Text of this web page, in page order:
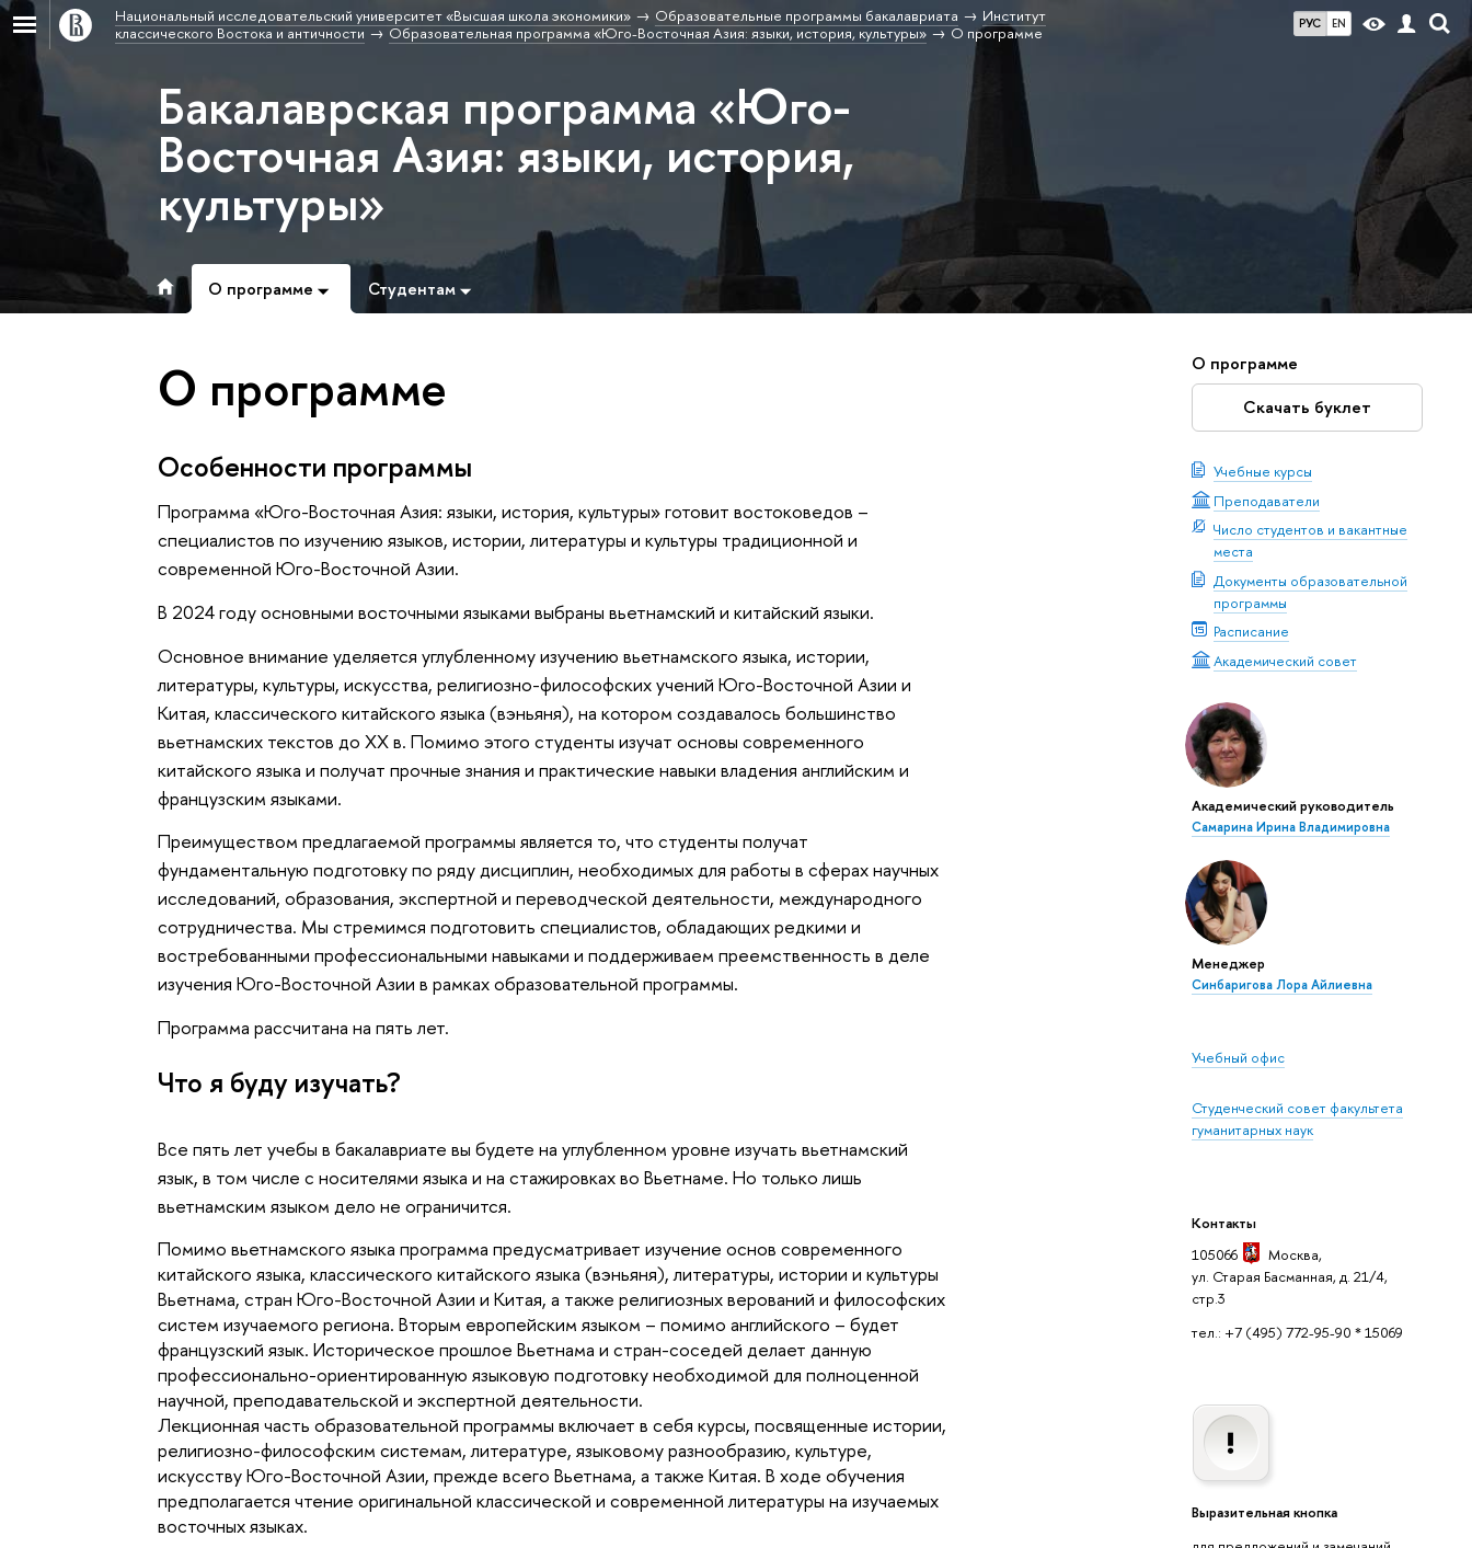
РУС EN
Национальный исследовательский университет «Высшая школа экономики» Образовательные программы бакалавриата
Институт
классического Востока и античности
Образовательная программа «Юго-Восточная Азия: языки, история, культуры» О программе
Бакалаврская программа «Юго-
Восточная Азия: языки, история,
культуры»
О программе Студентам
О программе
Скачать буклет
Учебные курсы
Преподаватели
Число студентов и вакантные
места
Документы образовательной
программы
Расписание
Академический совет
Академический руководитель
Самарина Ирина Владимировна
Менеджер
Синбаригова Лора Айлиевна
Учебный офис
Студенческий совет факультета
гуманитарных наук
Контакты
105066
Москва,
ул. Старая Басманная, д. 21/4,
стр.3
тел.: +7 (495) 772-95-90 * 15069
Выразительная кнопка
О программе
Особенности программы
Программа «Юго-Восточная Азия: языки, история, культуры» готовит востоковедов –
специалистов по изучению языков, истории, литературы и культуры традиционной и
современной Юго-Восточной Азии.
В 2024 году основными восточными языками выбраны вьетнамский и китайский языки.
Основное внимание уделяется углубленному изучению вьетнамского языка, истории,
литературы, культуры, ис­кусства, религиозно-философских учений Юго-Восточной Азии и
Китая, классического китайского языка (вэньяня), на котором создавалось большинство
вьетнамских текстов до XX в. Помимо этого студенты изучат основы современного
китайского языка и получат прочные знания и практические навыки владения английским и
французским языками.
Преимуществом предлагаемой программы является то, что студенты получат
фундаментальную подготовку по ряду дисциплин, необходимых для работы в сферах научных
исследований, образования, экспертной и переводческой деятельности, международного
сотрудничества. Мы стремимся подготовить специалистов, обладающих редкими и
востребованными профессиональными навыками и поддерживаем преемственность в деле
изучения Юго-Восточной Азии в рамках образовательной программы.
Программа рассчитана на пять лет.
Что я буду изучать?
Все пять лет учебы в бакалавриате вы будете на углубленном уровне изучать вьетнамский
язык, в том числе с носителями языка и на ста­жировках во Вьетнаме. Но только лишь
вьетнамским языком дело не ограничится.
Помимо вьетнамского языка программа предусматривает изу­чение основ современного
китайского языка, классического китайского языка (вэньяня), литературы, истории и культуры
Вьетнама, стран Юго-Восточной Азии и Китая, а также религиозных верований и философских
систем изучаемого региона. Вторым европейским языком – помимо английского – будет
французский язык. Историческое прошлое Вьетнама и стран-соседей делает данную
профессионально-ориентированную языковую подготовку необходимой для полноценной
научной, преподавательской и экспертной деятельности.
Лекционная часть образовательной программы включает в себя курсы, посвященные истории,
религиозно-философским системам, литературе, языковому разнообразию, культуре,
искусству Юго-Восточной Азии, прежде всего Вьетнама, а также Китая. В ходе обучения
предполагается чтение оригинальной классической и современной литературы на изучаемых
восточных языках.